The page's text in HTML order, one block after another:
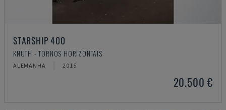
STARSHIP 400
KNUTH - TORNOS HORIZONTAIS
ALEMANHA 2015
20.500 €